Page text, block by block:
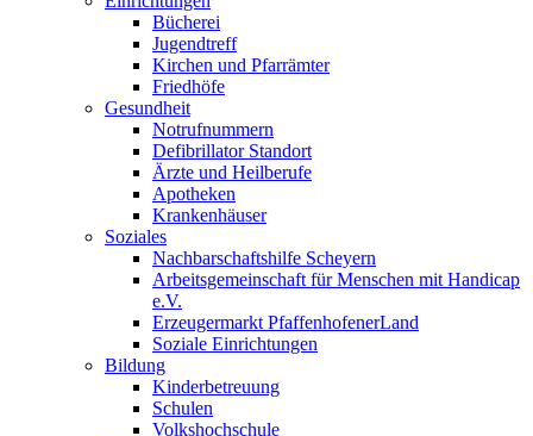
Bücherei
Jugendtreff
Kirchen und Pfarrämter
Friedhöfe
Gesundheit
Notrufnummern
Defibrillator Standort
Ärzte und Heilberufe
Apotheken
Krankenhäuser
Soziales
Nachbarschaftshilfe Scheyern
Arbeitsgemeinschaft für Menschen mit Handicap
e.V.
Erzeugermarkt PfaffenhofenerLand
Soziale Einrichtungen
Bildung
Kinderbetreuung
Schulen
Volkshochschule